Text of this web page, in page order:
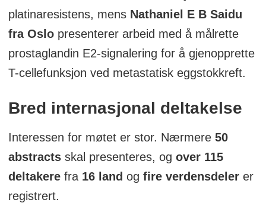
platinaresistens, mens Nathaniel E B Saidu
fra Oslopresenterer arbeid med å målrette
prostaglandin E2-signalering for å gjenopprette
T-cellefunksjon ved metastatisk eggstokkreft.
Bred internasjonal deltakelse
Interessen for møtet er stor. Nærmere 50
abstracts skal presenteres, og over 115
deltakerefra 16 land og fire verdensdelerer
registrert.